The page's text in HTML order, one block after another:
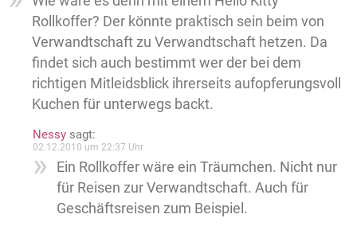
Rollkoffer? Der könnte praktisch sein beim von
Verwandtschaft zu Verwandtschaft hetzen. Da
findet sich auch bestimmt wer der bei dem
richtigen Mitleidsblick ihrerseits aufopferungsvoll
Kuchen für unterwegs backt.
Nessy sagt:
02.12.2010 um 22:37 Uhr
Ein Rollkoffer wäre ein Träumchen. Nicht nur
für Reisen zur Verwandtschaft. Auch für
Geschäftsreisen zum Beispiel.